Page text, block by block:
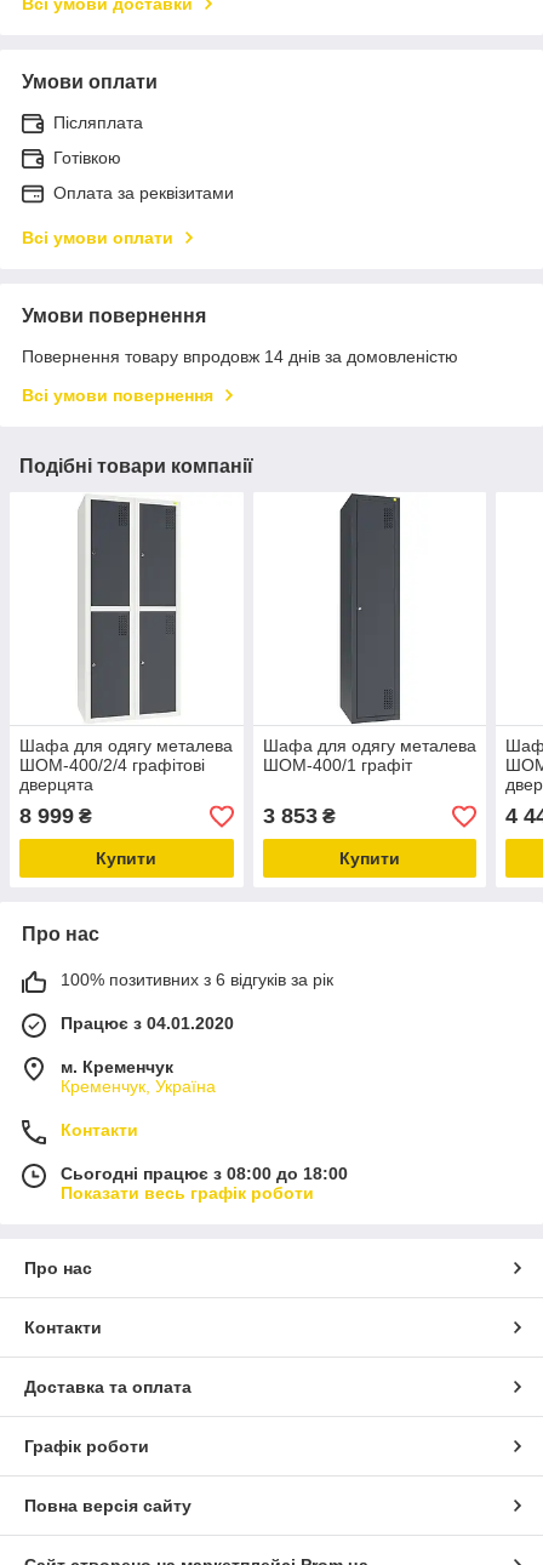
Умови оплати
Післяплата
Готівкою
Оплата за реквізитами
Всі умови оплати
Умови повернення
Повернення товару впродовж 14 днів за домовленістю
Всі умови повернення
Подібні товари компанії
Шафа для одягу металева
ШОМ-400/2/4 графітові
дверцята
8 999 ₴
Купити
Шафа для одягу металева
ШОМ-400/1 графіт
3 853₴
Купити
4
Про нас
100% позитивних з 6 відгуків за рік
Працює з 04.01.2020
м. Кременчук
Кременчук, Україна
Контакти
Сьогодні працює з 08:00 до 18:00
Показати весь графік роботи
Про нас
Контакти
Доставка та оплата
Графік роботи
Повна версія сайту